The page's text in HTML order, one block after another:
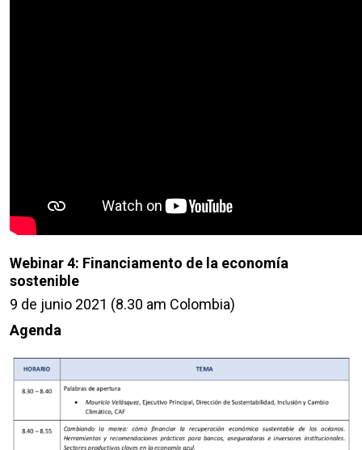
Webinar 4: Financiamento de la economía
sostenible
9 de junio 2021 (8.30 am Colombia)
Agenda